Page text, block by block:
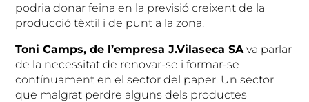
podria donar feina en la previsió creixent de la
producció tèxtil i de punt a la zona.
Toni Camps, de l’empresa J.Vilaseca SA va parlar
de la necessitat de renovar-se i formar-se
contínuament en el sector del paper. Un sector
que malgrat perdre alguns dels productes